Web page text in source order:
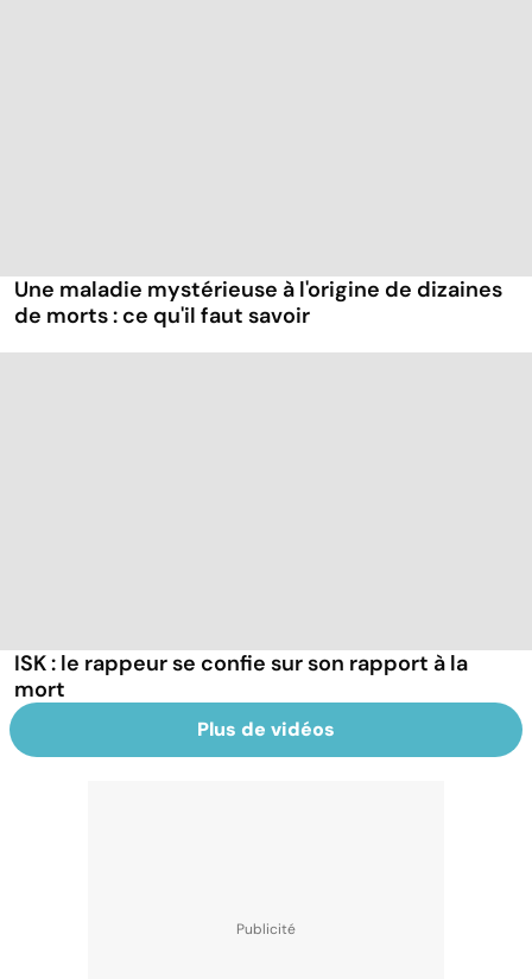
Une maladie mystérieuse à l'origine de dizaines
de morts : ce qu'il faut savoir
ISK : le rappeur se confie sur son rapport à la
mort
Plus de vidéos